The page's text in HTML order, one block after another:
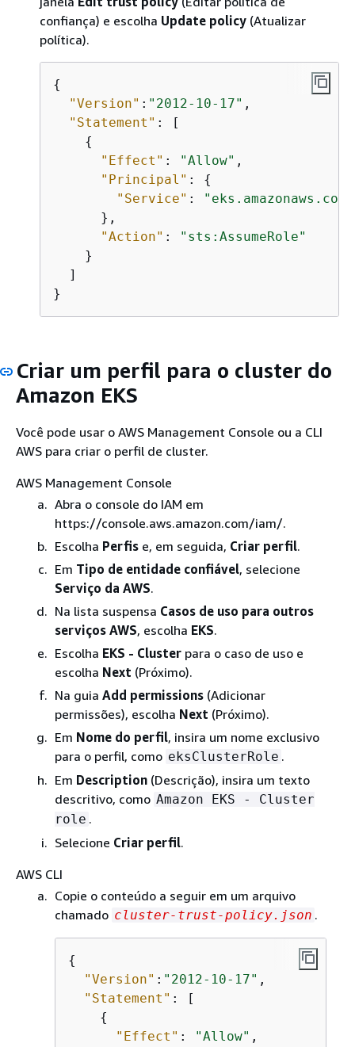
confiança) e escolha Update policy (Atualizar
política).
{
"Version" : "2012-10-17" ,
"Statement" : [
{
"Effect" : "Allow" ,
"Principal" : {
"Service" :
"eks.amazonaws.com"
      },
"Action" :
"sts:AssumeRole"
    }
  ]
}
Criar um perfil para o cluster do
Amazon EKS
Você pode usar o AWS Management Console ou a CLI
AWS para criar o perfil de cluster.
AWS Management Console
Abra o console do IAM em
https://console.aws.amazon.com/iam/.
Escolha Perfise, em seguida, Criar perfil.
Em Tipo de entidade confiável, selecione
Serviço da AWS.
Na lista suspensa Casos de uso para outros
serviços AWS, escolha EKS.
Escolha EKS - Clusterpara o caso de uso e
escolha Next (Próximo).
Na guia Add permissions(Adicionar
permissões), escolha Next (Próximo).
Em Nome do perfil, insira um nome exclusivo
para o perfil, como eksClusterRole .
Em Description(Descrição), insira um texto
descritivo, como Amazon EKS - Cluster
role .
Selecione Criar perfil.
AWS CLI
Copie o conteúdo a seguir em um arquivo
chamado cluster-trust-policy.json .
{
"Version" : "2012-10-17" ,
"Statement" : [
{
"Effect" : "Allow" ,